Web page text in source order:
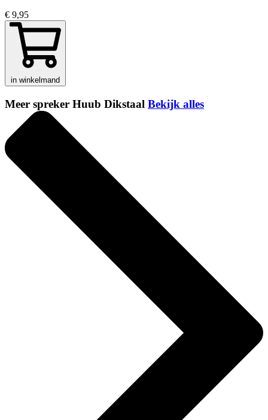
€ 9,95
in winkelmand
Meer spreker Huub Dikstaal Bekijk alles